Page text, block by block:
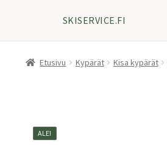
SKISERVICE.FI
Etusivu Kypärät Kisa kypärät
ALE!